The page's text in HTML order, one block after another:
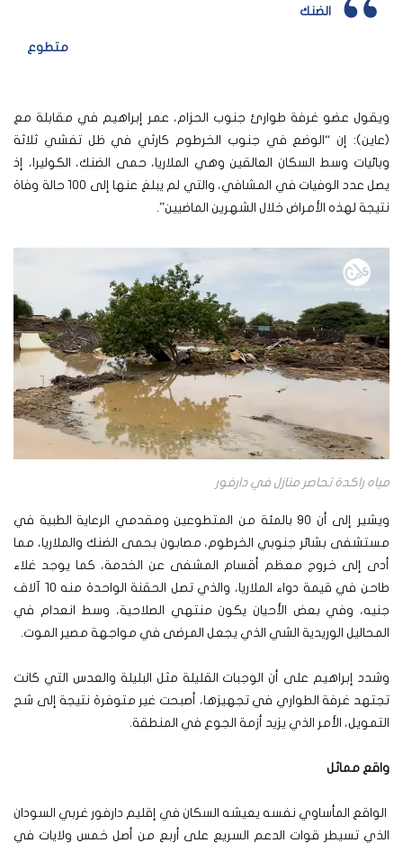
الضنك
متطوع
ويقول عضو غرفة طوارئ جنوب الحزام، عمر إبراهيم في مقابلة مع
(عاين): إن “الوضع في جنوب الخرطوم كارثي في ظل تفشي ثلاثة
وبائيات وسط السكان العالقين وهي الملاريا، حمى الضنك، الكوليرا، إذ
يصل عدد الوفيات في المشافي، والتي لم يبلغ عنها إلى 100 حالة وفاة
نتيجة لهذه الأمراض خلال الشهرين الماضيين”.
مياه راكدة تحاصر منازل في دارفور
ويشير إلى أن 90 بالمئة من المتطوعين ومقدمي الرعاية الطبية في
مستشفى بشائر جنوبي الخرطوم، مصابون بحمى الضنك والملاريا، مما
أدى إلى خروج معظم أقسام المشفى عن الخدمة، كما يوجد غلاء
طاحن في قيمة دواء الملاريا، والذي تصل الحقنة الواحدة منه 10 آلاف
جنيه، وفي بعض الأحيان يكون منتهي الصلاحية، وسط انعدام في
المحاليل الوريدية الشي الذي يجعل المرضى في مواجهة مصير الموت.
وشدد إبراهيم على أن الوجبات القليلة مثل البليلة والعدس التي كانت
تجتهد غرفة الطواري في تجهيزها، أصبحت غير متوفرة نتيجة إلى شح
التمويل، الأمر الذي يزيد أزمة الجوع في المنطقة.
واقع مماثل
الواقع المأساوي نفسه يعيشه السكان في إقليم دارفور غربي السودان
الذي تسيطر قوات الدعم السريع على أربع من أصل خمس ولايات في